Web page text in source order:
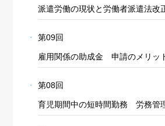
派遣労働の現状と労働者派遣法改
第09回
雇用関係の助成金 申請のメリッ
第08回
育児期間中の短時間勤務 労務管